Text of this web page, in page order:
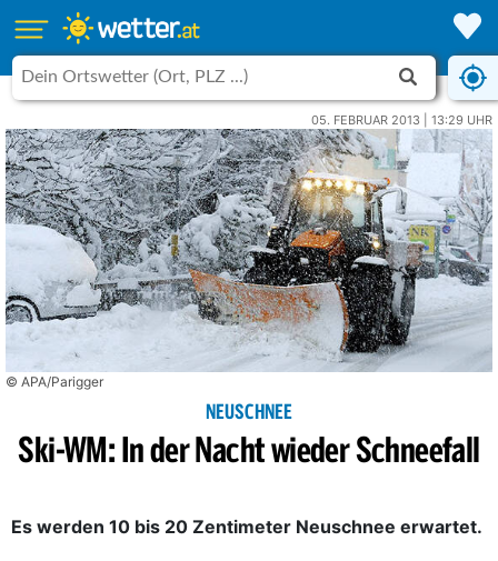
05. FEBRUAR 2013 | 13:29 UHR
© APA/Parigger
NEUSCHNEE
Ski-WM: In der Nacht wieder Schneefall
Es werden 10 bis 20 Zentimeter Neuschnee erwartet.